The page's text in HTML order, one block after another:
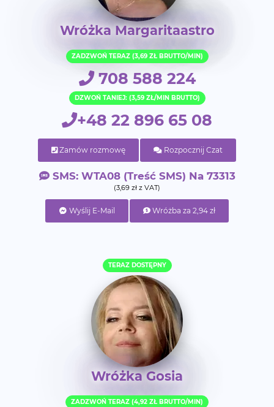
Wróżka Margaritaastro
ZADZWOŃ TERAZ (3,69 ZŁ BRUTTO/MIN)
708 588 224
DZWOŃ TANIEJ: (3,59 ZŁ/MIN BRUTTO)
+48 22 896 65 08
Zamów rozmowę Rozpocznij Czat
SMS: WTA08 (treść SMS) Na 73313
(3,69 zł z VAT)
Wyślij E-Mail Wróżba za 2,94 zł
TERAZ DOSTĘPNY
Wróżka Gosia
ZADZWOŃ TERAZ (4,92 ZŁ BRUTTO/MIN)